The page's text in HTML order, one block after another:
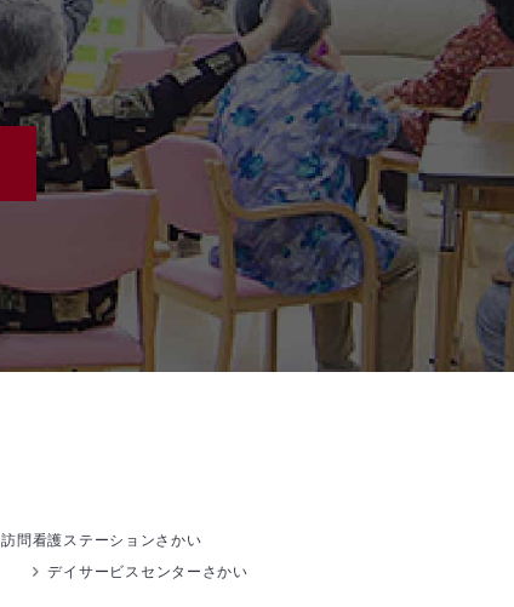
訪問看護ステーションさかい
デイサービスセンターさかい